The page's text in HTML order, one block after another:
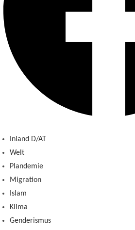
Inland D/AT
Welt
Plandemie
Migration
Islam
Klima
Genderismus